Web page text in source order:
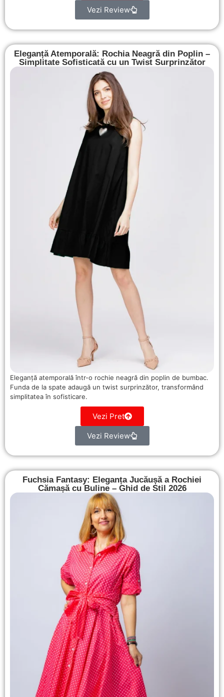
Vezi Review
Eleganță Atemporală: Rochia Neagră din Poplin –
Simplitate Sofisticată cu un Twist Surprinzător
Eleganță atemporală într-o rochie neagră din poplin de bumbac.
Funda de la spate adaugă un twist surprinzător, transformând
simplitatea în sofisticare.
Vezi Pret
Vezi Review
Fuchsia Fantasy: Eleganța Jucăușă a Rochiei
Cămașă cu Buline – Ghid de Stil 2026